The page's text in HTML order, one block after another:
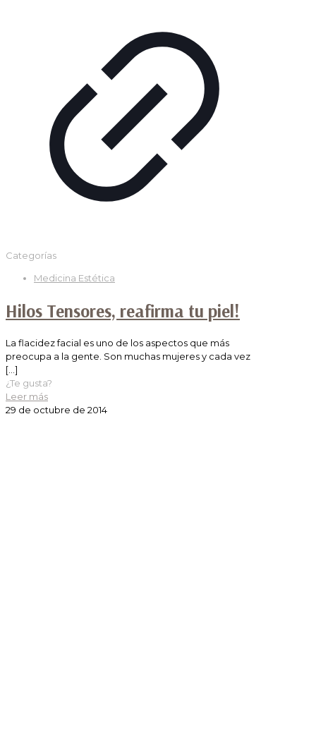
Categorías
Medicina Estética
Hilos Tensores, reafirma tu piel!
La flacidez facial es uno de los aspectos que más
preocupa a la gente. Son muchas mujeres y cada vez
[…]
¿Te gusta?
Leer más
29 de octubre de 2014